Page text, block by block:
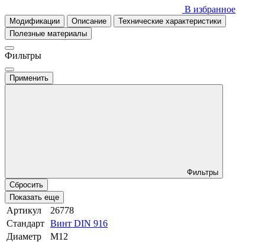
В избранное
Модификации Описание
Технические характеристики
Полезные материалы
Фильтры
Применить
Фильтры
Сбросить
Показать еще
Артикул
26778
Стандарт Винт DIN 916
Диаметр
М12